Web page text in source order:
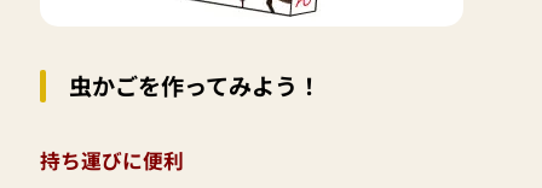
虫かごを作ってみよう！
持ち運びに便利